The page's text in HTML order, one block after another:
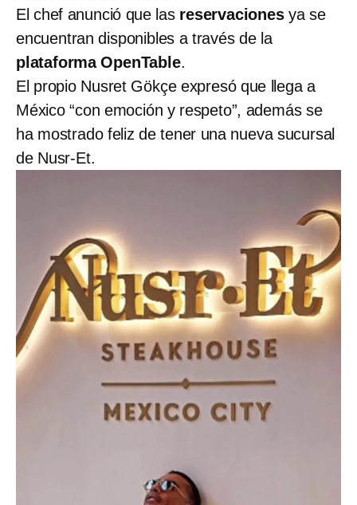
El chef anunció que lasreservacionesya se
encuentran disponibles a través de la
plataforma OpenTable.
El propio Nusret Gökçe expresó que llega a
México “con emoción y respeto”, además se
ha mostrado feliz de tener una nueva sucursal
de Nusr-Et.